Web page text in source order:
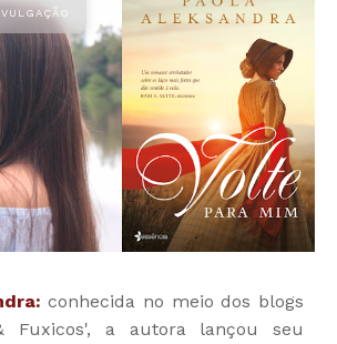
conhecida no meio dos blogs
Fuxicos', a autora lançou seu